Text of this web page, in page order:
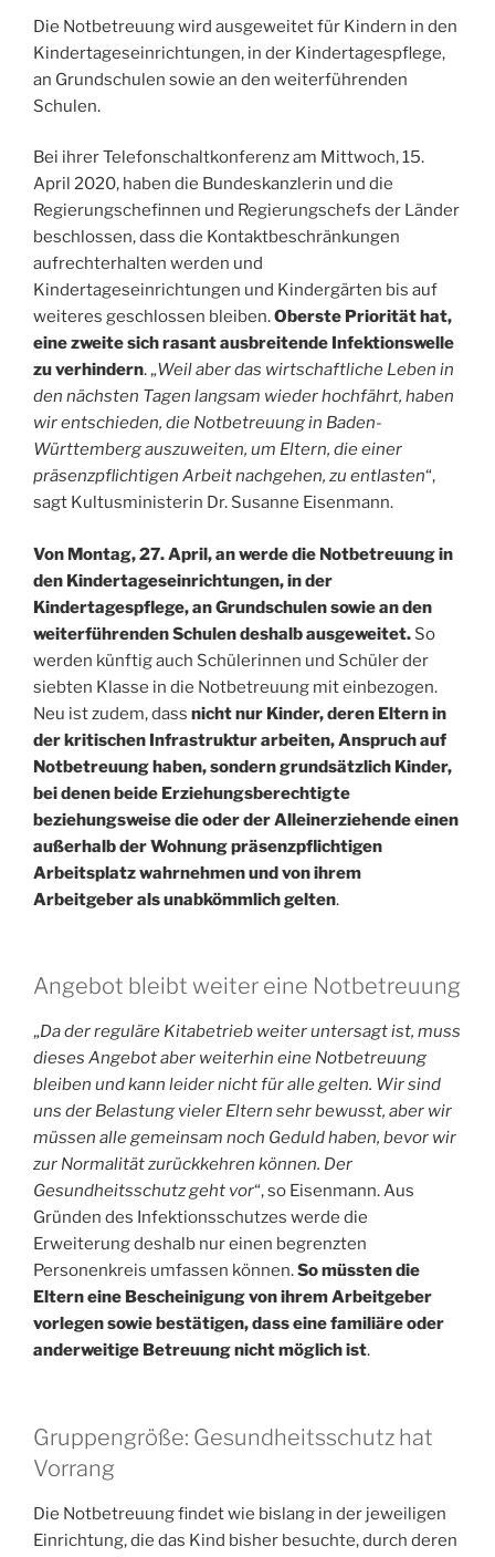
Die Notbetreuung wird ausgeweitet für Kindern in den
Kindertageseinrichtungen, in der Kindertagespflege,
an Grundschulen sowie an den weiterführenden
Schulen.
Bei ihrer Telefonschaltkonferenz am Mittwoch, 15.
April 2020, haben die Bundeskanzlerin und die
Regierungschefinnen und Regierungschefs der Länder
beschlossen, dass die Kontaktbeschränkungen
aufrechterhalten werden und
Kindertageseinrichtungen und Kindergärten bis auf
weiteres geschlossen bleiben.Oberste Priorität hat,
eine zweite sich rasant ausbreitende Infektionswelle
zu verhindern. „Weil aber das wirtschaftliche Leben in
den nächsten Tagen langsam wieder hochfährt, haben
wir entschieden, die Notbetreuung in Baden-
Württemberg auszuweiten, um Eltern, die einer
präsenzpflichtigen Arbeit nachgehen, zu entlasten“,
sagt Kultusministerin Dr. Susanne Eisenmann.
Von Montag, 27. April, an werde die Notbetreuung in
den Kindertageseinrichtungen, in der
Kindertagespflege, an Grundschulen sowie an den
weiterführenden Schulen deshalb ausgeweitet. So
werden künftig auch Schülerinnen und Schüler der
siebten Klasse in die Notbetreuung mit einbezogen.
Neu ist zudem, dass nicht nur Kinder, deren Eltern in
der kritischen Infrastruktur arbeiten, Anspruch auf
Notbetreuung haben, sondern grundsätzlich Kinder,
bei denen beide Erziehungsberechtigte
beziehungsweise die oder der Alleinerziehende einen
außerhalb der Wohnung präsenzpflichtigen
Arbeitsplatz wahrnehmen und von ihrem
Arbeitgeber als unabkömmlich gelten.
Angebot bleibt weiter eine Notbetreuung
„Da der reguläre Kitabetrieb weiter untersagt ist, muss
dieses Angebot aber weiterhin eine Notbetreuung
bleiben und kann leider nicht für alle gelten. Wir sind
uns der Belastung vieler Eltern sehr bewusst, aber wir
müssen alle gemeinsam noch Geduld haben, bevor wir
zur Normalität zurückkehren können. Der
Gesundheitsschutz geht vor“, so Eisenmann. Aus
Gründen des Infektionsschutzes werde die
Erweiterung deshalb nur einen begrenzten
Personenkreis umfassen können.So müssten die
Eltern eine Bescheinigung von ihrem Arbeitgeber
vorlegen sowie bestätigen, dass eine familiäre oder
anderweitige Betreuung nicht möglich ist.
Gruppengröße: Gesundheitsschutz hat
Vorrang
Die Notbetreuung findet wie bislang in der jeweiligen
Einrichtung, die das Kind bisher besuchte, durch deren